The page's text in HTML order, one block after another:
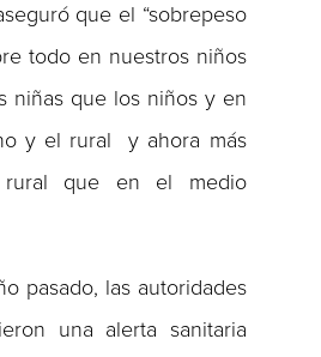
que el “sobrepeso
todo en nuestros niños
niñas que los niños y en
y el rural y ahora más
que en el medio
pasado, las autoridades
una alerta sanitaria